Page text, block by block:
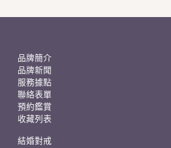
品牌簡介
品牌新聞
服務據點
聯絡表單
預約鑑賞
收藏列表
結婚對戒